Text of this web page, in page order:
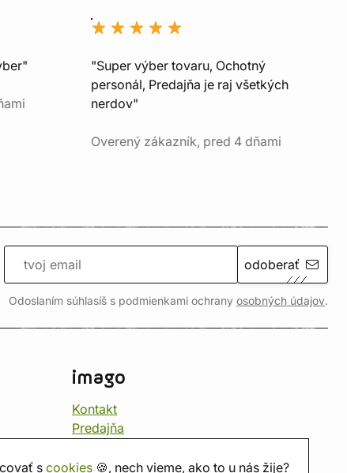
scookies 🍪, nech vieme, ako to u nás žije?
"Super výber tovaru, Ochotný
personál, Predajňa je raj všetkých
nerdov"
Overený zákazník, pred 4 dňami
odoberať
Odoslaním súhlasíš s podmienkami ochrany osobných údajov.
imago
Kontakt
Predajňa
O nás